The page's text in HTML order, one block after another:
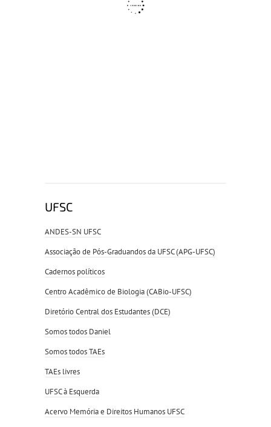
UFSC
ANDES-SN UFSC
Associação de Pós-Graduandos da UFSC (APG-UFSC)
Cadernos políticos
Centro Acadêmico de Biologia (CABio-UFSC)
Diretório Central dos Estudantes (DCE)
Somos todos Daniel
Somos todos TAEs
TAEs livres
UFSC à Esquerda
Acervo Memória e Direitos Humanos UFSC